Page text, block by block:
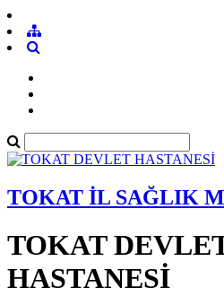
TOKAT İL SAĞLIK
TOKAT
HASTANESİ